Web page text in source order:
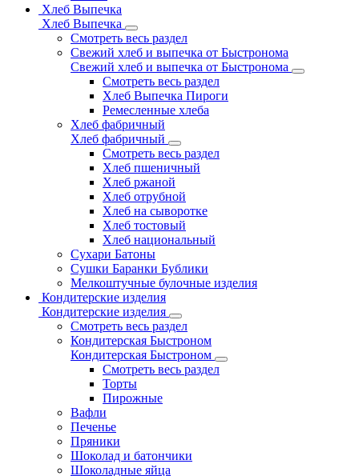
Хлеб Выпечка
Хлеб Выпечка
Смотреть весь раздел
Свежий хлеб и выпечка от Быстронома
Свежий хлеб и выпечка от Быстронома
Смотреть весь раздел
Хлеб Выпечка Пироги
Ремесленные хлеба
Хлеб фабричный
Хлеб фабричный
Смотреть весь раздел
Хлеб пшеничный
Хлеб ржаной
Хлеб отрубной
Хлеб на сыворотке
Хлеб тостовый
Хлеб национальный
Сухари Батоны
Сушки Баранки Бублики
Мелкоштучные булочные изделия
Кондитерские изделия
Кондитерские изделия
Смотреть весь раздел
Кондитерская Быстроном
Кондитерская Быстроном
Смотреть весь раздел
Торты
Пирожные
Вафли
Печенье
Пряники
Шоколад и батончики
Шоколадные яйца